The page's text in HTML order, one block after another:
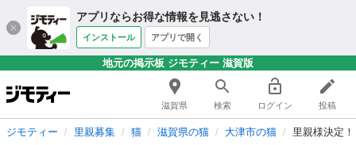
アプリならお得な情報を見逃さない！
インストール アプリで開く
地元の掲示板 ジモティー 滋賀版
滋賀県 検索 ログイン 投稿
ジモティー 里親募集 猫 滋賀県の猫 大津市の猫 里親様決定！